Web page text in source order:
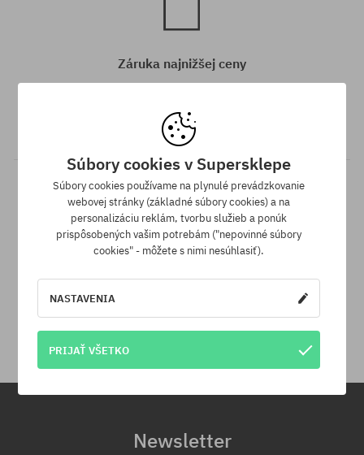
Záruka najnižšej ceny
inom e-shope a s nižšou cenou - špeciálne pre Teba znížime jeho
cenu!
Na vrátenie produktu máš 30 dní od dňa obdržania zásielky.
Newsletter
Súbory cookies v Supersklepe
Súbory cookies používame na plynulé prevádzkovanie
webovej stránky (základné súbory cookies) a na
personalizáciu reklám, tvorbu služieb a ponúk
prispôsobených vašim potrebám ("nepovinné súbory
cookies" - môžete s nimi nesúhlasiť).
NASTAVENIA
PRIJAŤ VŠETKO